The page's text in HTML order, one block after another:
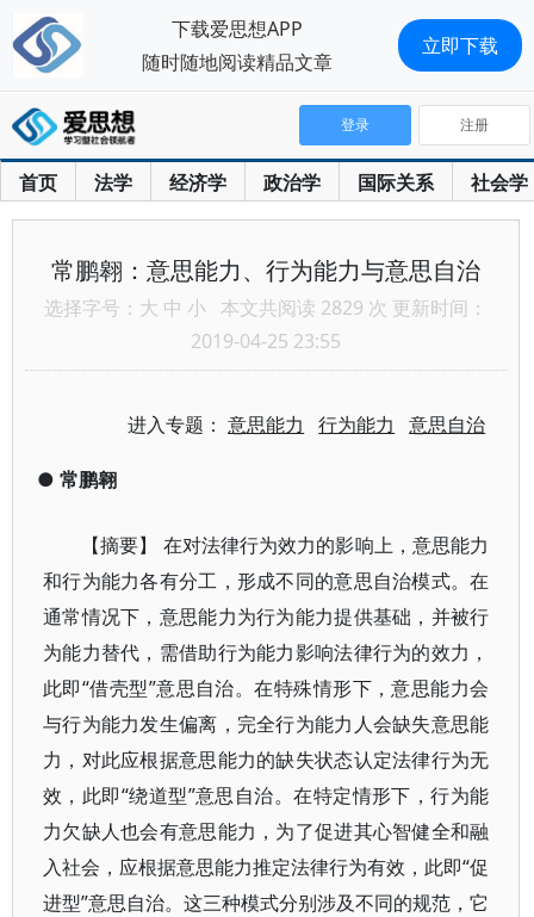
首页 法学 经济学 政治学 国际关系 社会学
登录 注册
常鹏翱：意思能力、行为能力与意思自治
选择字号： 大 中 小 本文共阅读 2829 次 更新时间：
2019-04-25 23:55
进入专题：意思能力 行为能力 意思自治
● 常鹏翱
【摘要】 在对法律行为效力的影响上，意思能力
和行为能力各有分工，形成不同的意思自治模式。在
通常情况下，意思能力为行为能力提供基础，并被行
为能力替代，需借助行为能力影响法律行为的效力，
此即“借壳型”意思自治。在特殊情形下，意思能力会
与行为能力发生偏离，完全行为能力人会缺失意思能
力，对此应根据意思能力的缺失状态认定法律行为无
效，此即“绕道型”意思自治。在特定情形下，行为能
力欠缺人也会有意思能力，为了促进其心智健全和融
入社会，应根据意思能力推定法律行为有效，此即“促
进型”意思自治。这三种模式分别涉及不同的规范，它
下载爱思想APP
随时随地阅读精品文章
立即下载